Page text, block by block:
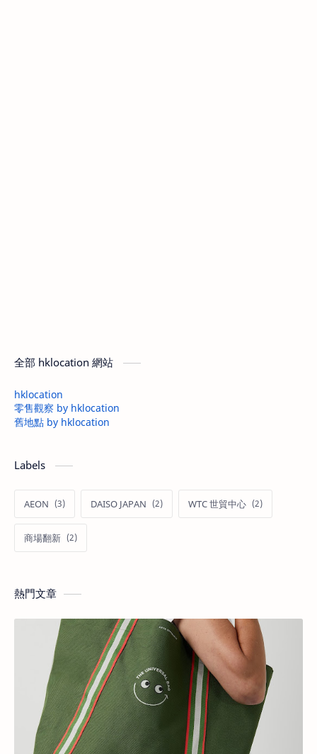
全部 hklocation 網站
hklocation
零售觀察 by hklocation
舊地點 by hklocation
Labels
AEON DAISO JAPAN WTC 世貿中心
商場翻新
熱門文章